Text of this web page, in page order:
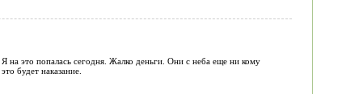
на это попалась сегодня. Жалко деньги. Они с неба еще ни кому
будет наказание.